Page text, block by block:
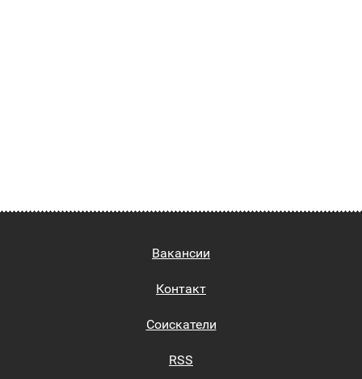
Вакансии
Контакт
Соискатели
RSS